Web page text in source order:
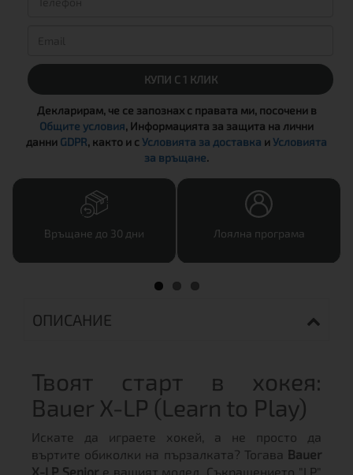
КУПИ С 1 КЛИК
Декларирам, че се запознах с правата ми, посочени в
Общите условия, Информацията за защита на лични
данни GDPR, както и сУсловията за доставка иУсловията
за връщане.
Връщане до 30 дни Лоялна програма
ОПИСАНИЕ
Твоят старт в хокея:
Bauer X-LP (Learn to Play)
Искате да играете хокей, а не просто да
въртите обиколки на пързалката? Тогава Bauer
X-LP Seniorе вашият модел. Съкращението "LP"